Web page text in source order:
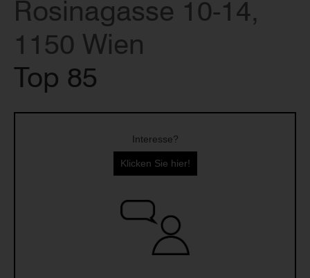
Rosinagasse 10-14,
1150 Wien
Top 85
Interesse?
Klicken Sie hier!